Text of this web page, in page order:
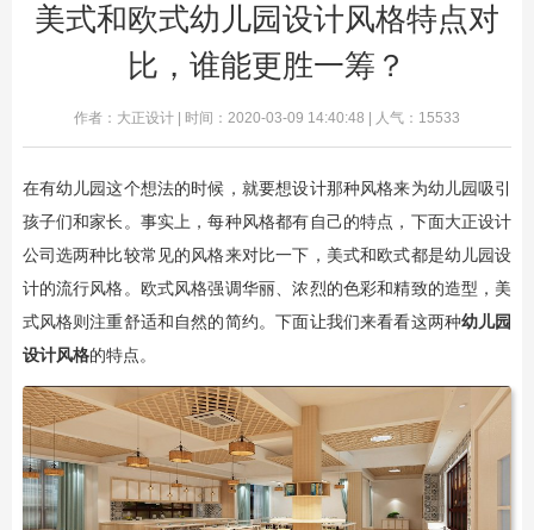
美式和欧式幼儿园设计风格特点对
比，谁能更胜一筹？
作者：大正设计 | 时间：2020-03-09 14:40:48 | 人气：15533
在有幼儿园这个想法的时候，就要想设计那种风格来为幼儿园吸引
孩子们和家长。事实上，每种风格都有自己的特点，下面大正设计
公司选两种比较常见的风格来对比一下，美式和欧式都是幼儿园设
计的流行风格。欧式风格强调华丽、浓烈的色彩和精致的造型，美
式风格则注重舒适和自然的简约。下面让我们来看看这两种幼儿园
设计风格的特点。